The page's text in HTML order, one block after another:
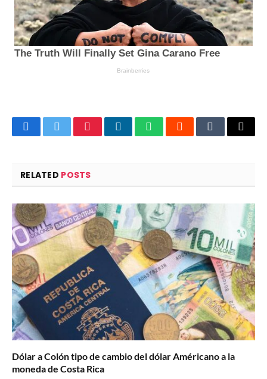
FacebookTwitterPinterestLinkedInWhatsAppRedditTumblrEmail
RELATED POSTS
Dólar a Colón tipo de cambio del dólar Américano a la
moneda de Costa Rica